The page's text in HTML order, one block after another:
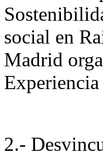
social en
Madrid
2.-